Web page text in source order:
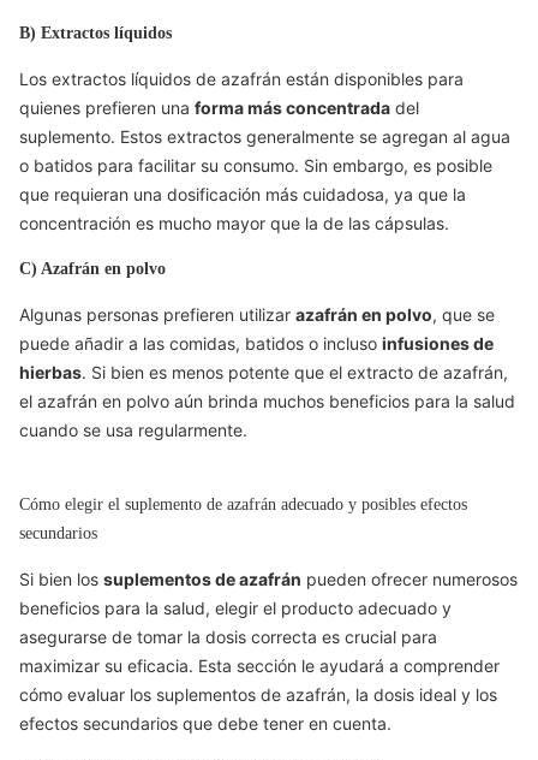
B) Extractos líquidos
Los extractos líquidos de azafrán están disponibles para
quienes prefieren una forma más concentrada del
suplemento. Estos extractos generalmente se agregan al agua
o batidos para facilitar su consumo. Sin embargo, es posible
que requieran una dosificación más cuidadosa, ya que la
concentración es mucho mayor que la de las cápsulas.
C) Azafrán en polvo
Algunas personas prefieren utilizar azafrán en polvo, que se
puede añadir a las comidas, batidos o incluso infusiones de
hierbas. Si bien es menos potente que el extracto de azafrán,
el azafrán en polvo aún brinda muchos beneficios para la salud
cuando se usa regularmente.
Cómo elegir el suplemento de azafrán adecuado y posibles efectos
secundarios
Si bien los suplementos de azafrán pueden ofrecer numerosos
beneficios para la salud, elegir el producto adecuado y
asegurarse de tomar la dosis correcta es crucial para
maximizar su eficacia. Esta sección le ayudará a comprender
cómo evaluar los suplementos de azafrán, la dosis ideal y los
efectos secundarios que debe tener en cuenta.